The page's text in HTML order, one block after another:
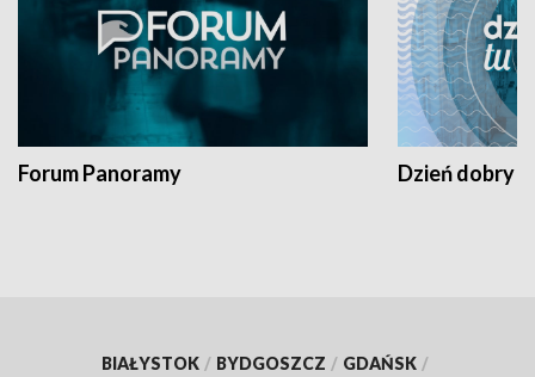
Forum Panoramy Dzień dobry
BIAŁYSTOK / BYDGOSZCZ / GDAŃSK /